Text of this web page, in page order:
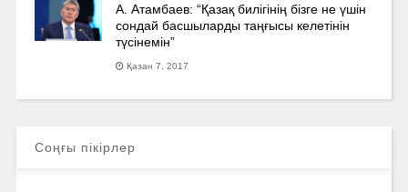
А. Атамбаев: “Қазақ билігінің бізге не үшін
сондай басшыларды таңғысы келетінін
түсінемін”
Қазан 7, 2017
Соңғы пікірлер